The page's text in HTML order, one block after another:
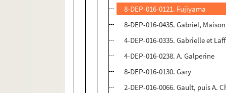
8-DEP-016-0121. Fujiyama
8-DEP-016-0435. Gabriel,
4-DEP-016-0335. Gabrielle et
4-DEP-016-0238. A. Galperine
8-DEP-016-0130. Gary
2-DEP-016-0066. Gault, puis A.